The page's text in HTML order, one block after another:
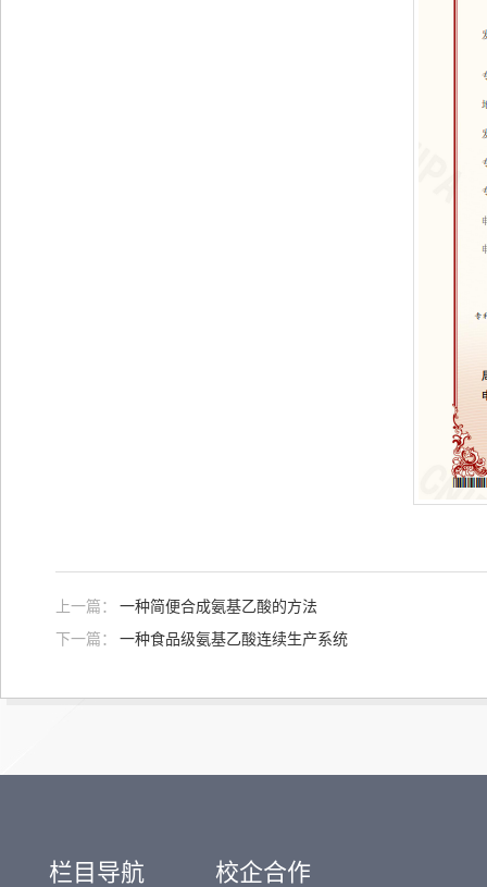
上一篇：
一种简便合成氨基乙酸的方法
下一篇：
一种食品级氨基乙酸连续生产系统
栏目导航 校企合作